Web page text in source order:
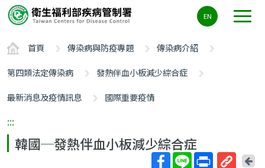
要
容
ALT+C
EN
首頁 傳染病與防疫專題
傳染病介紹
第四類法定傳染病
發熱伴血小板減少綜合症
最新消息及疫情訊息
國際重要疫情
:::
韓國─發熱伴血小板減少綜合症
回